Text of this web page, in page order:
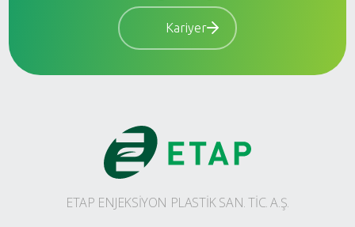
Kariyer
ETAP ENJEKSİYON PLASTİK SAN. TİC. A.Ş.